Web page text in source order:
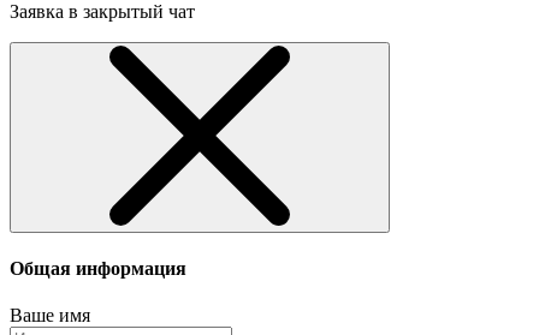
Заявка в закрытый чат
Общая информация
Ваше имя